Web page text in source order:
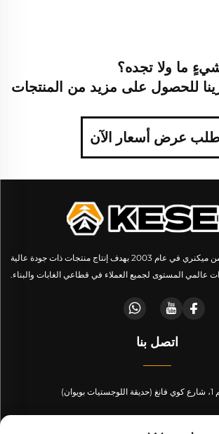
ما ولا تجده؟
للحصول على مزيد من المنتجات
عرض أسعار الآن
تم تأسيس شركة كيسن ميكنري في عام 2003 بهدف إنتاج منتجات ذات جودة عالية
عالمي المستوى لجميع العملاء في قطاعي الغابات والبناء.
اتصل بنا